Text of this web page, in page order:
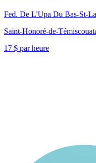
Fed. De L'Upa Du Bas-St-
Saint-Honoré-de-
17 $ par heure